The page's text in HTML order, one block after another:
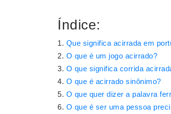
Índice:
Que significa acirrada em
O que é um jogo acirrado?
O que significa corrida
O que é acirrado sinônimo?
O que quer dizer a palavra
O que é ser uma pessoa